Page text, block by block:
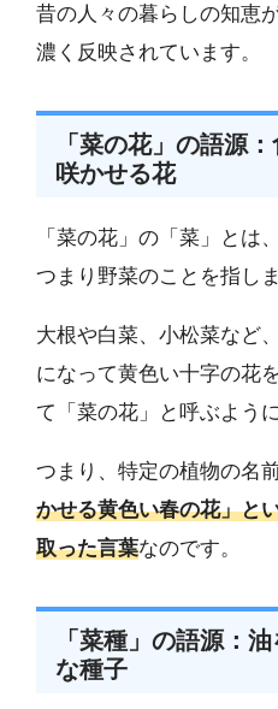
昔の人々の暮らしの知恵
濃く反映されています。
「菜の花」の語源
咲かせる花
「菜の花」の「菜」とは
つまり野菜のことを指しま
大根や白菜、小松菜など
になって黄色い十字の花
て「菜の花」と呼ぶよう
つまり、特定の植物の名
かせる黄色い春の花」と
取った言葉なのです。
「菜種」の語源：
な種子